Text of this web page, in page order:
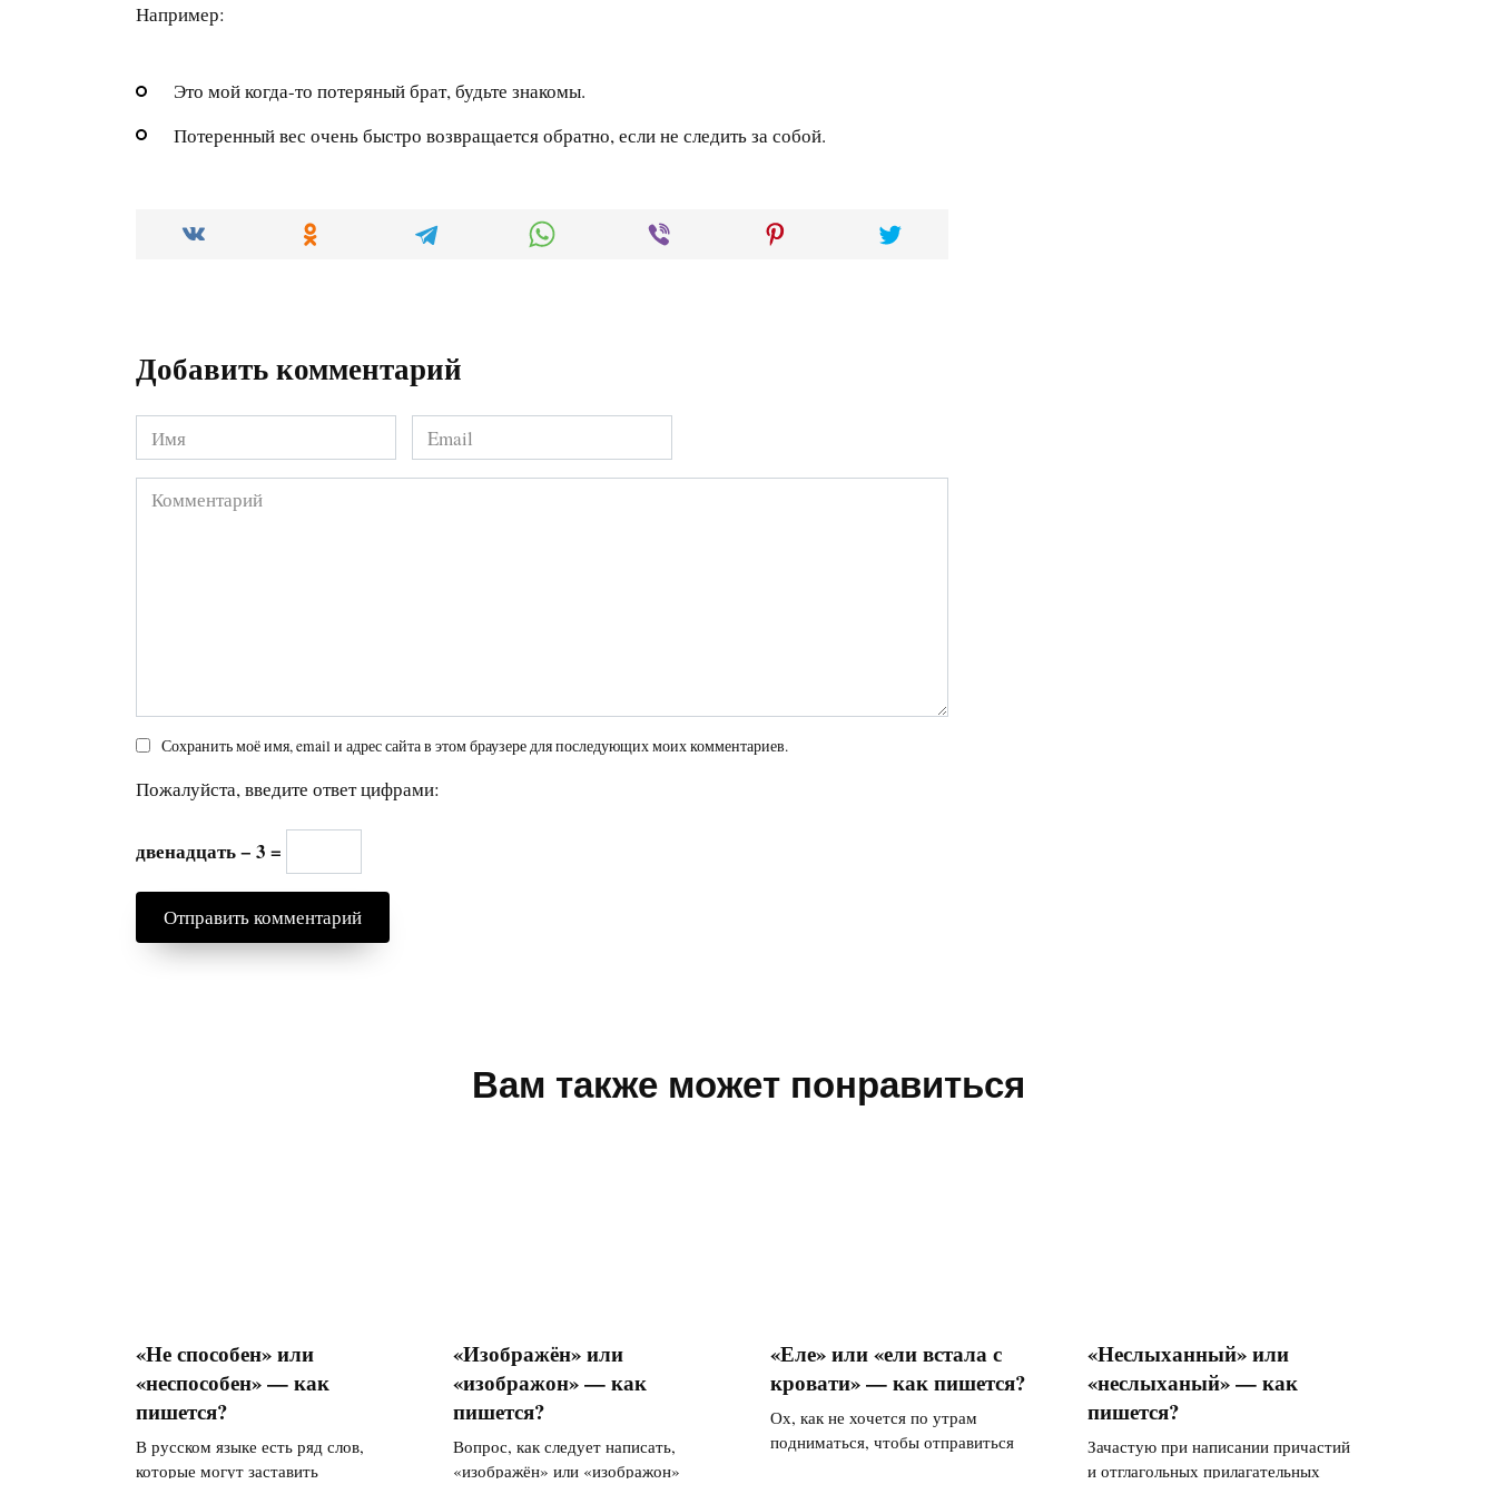
Например:
Это мой когда-то потеряный брат, будьте знакомы.
Потеренный вес очень быстро возвращается обратно, если не следить за собой.
Добавить комментарий
Имя
*
Email
*
Комментарий
Сохранить моё имя, email и адрес сайта в этом браузере для последующих моих комментариев.
Пожалуйста, введите ответ цифрами:
двенадцать − 3 =
Вам также может понравиться
«Не способен» или
«неспособен» — как
пишется?
В русском языке есть ряд слов,
которые могут заставить
«Изображён» или
«изображон» — как
пишется?
Вопрос, как следует написать,
«изображён» или «изображон»
«Еле» или «ели встала с
кровати» — как пишется?
Ох, как не хочется по утрам
подниматься, чтобы отправиться
«Неслыханный» или
«неслыханый» — как
пишется?
Зачастую при написании причастий
и отглагольных прилагательных